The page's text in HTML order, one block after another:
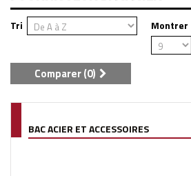
Tri Montrer
Comparer (0)
BAC ACIER ET ACCESSOIRES